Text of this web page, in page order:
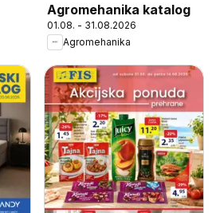
Agromehanika katalog
01.08. - 31.08.2026
Agromehanika